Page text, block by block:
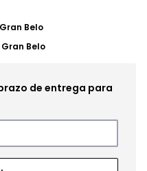
Gran Belo
Gran Belo